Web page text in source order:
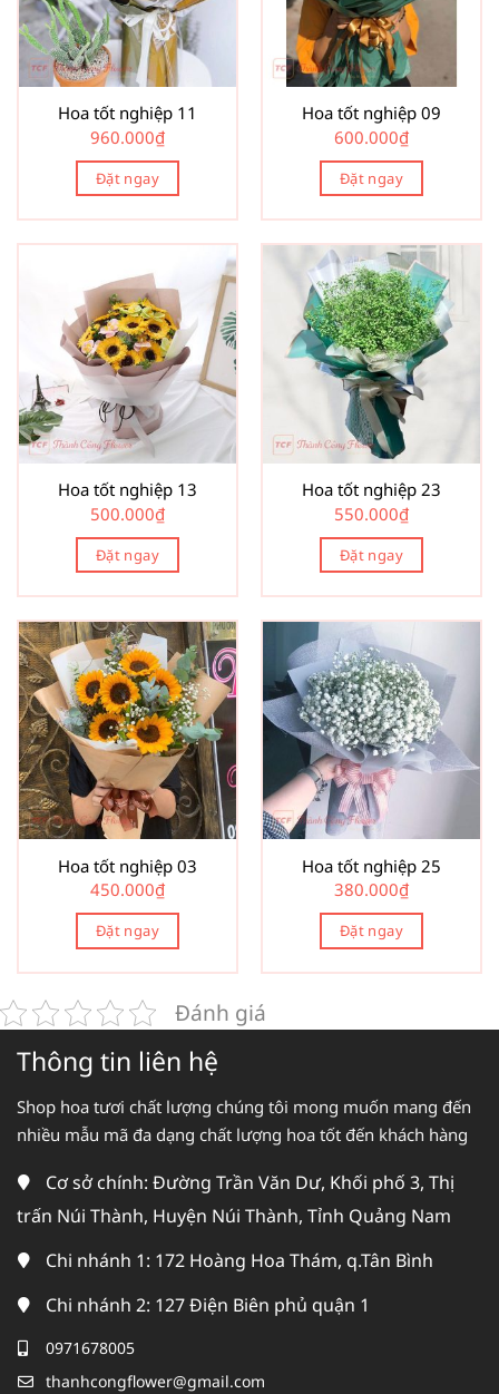
Hoa tốt nghiệp 11
960.000₫
Đặt ngay
Hoa tốt nghiệp 09
600.000₫
Đặt ngay
Hoa tốt nghiệp 13
500.000₫
Đặt ngay
Hoa tốt nghiệp 23
550.000₫
Đặt ngay
Hoa tốt nghiệp 03
450.000₫
Đặt ngay
Hoa tốt nghiệp 25
380.000₫
Đặt ngay
Đánh giá
Thông tin liên hệ
Shop hoa tươi chất lượng chúng tôi mong muốn mang đến
nhiều mẫu mã đa dạng chất lượng hoa tốt đến khách hàng
Cơ sở chính: Đường Trần Văn Dư, Khối phố 3, Thị
trấn Núi Thành, Huyện Núi Thành, Tỉnh Quảng Nam
Chi nhánh 1: 172 Hoàng Hoa Thám, q.Tân Bình
Chi nhánh 2: 127 Điện Biên phủ quận 1
0971678005
thanhcongflower@gmail.com